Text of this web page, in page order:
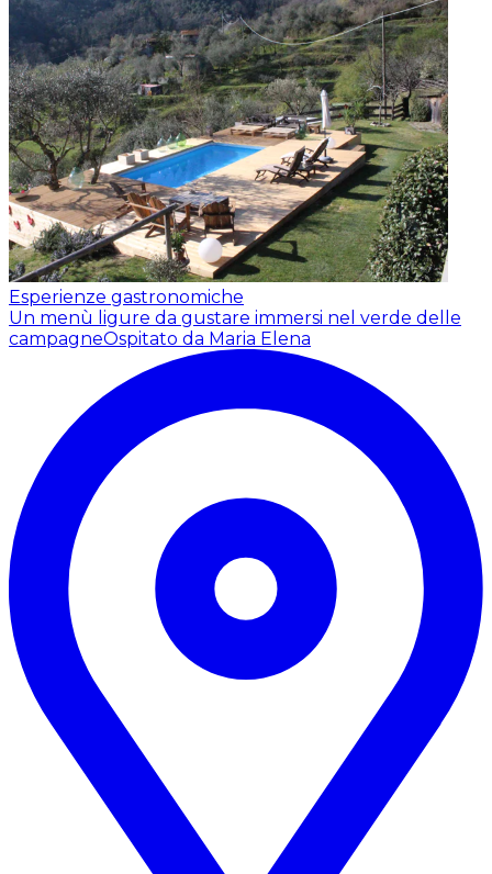
Esperienze gastronomiche
Un menù ligure da gustare immersi nel verde delle
campagneOspitato da Maria Elena